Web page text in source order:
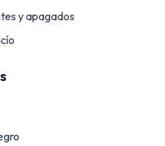
y apagados